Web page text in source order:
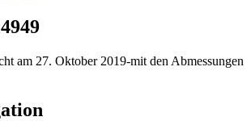
am 27. Oktober 2019-mit den Abmessungen